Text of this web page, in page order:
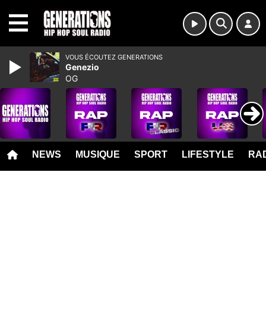
NEWS MUSIQUE SPORT LIFESTYLE
VOUS ÉCOUTEZ GENERATIONS
Genezio
OG